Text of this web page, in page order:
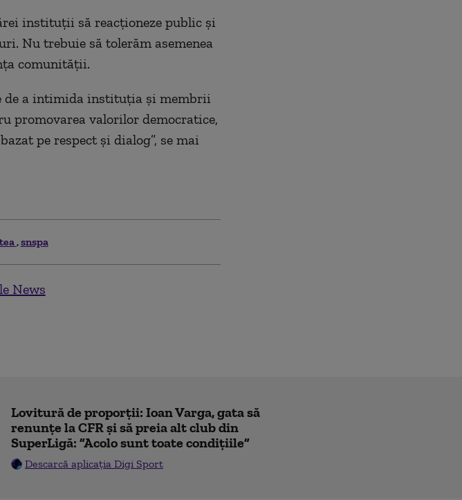
instituții să reacționeze public și
Nu trebuie să tolerăm asemenea
comunității.
de a intimida instituția și membrii
promovarea valorilor democratice,
pe respect și dialog”, se mai
snspa
News
Lovitură de proporții: Ioan Varga, gata să
renunțe la CFR și să preia alt club din
SuperLigă: ”Acolo sunt toate condițiile”
Descarcă aplicația Digi Sport